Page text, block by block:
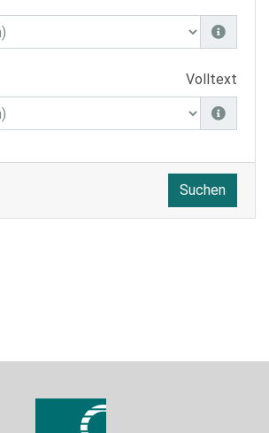
Volltext
Suchen